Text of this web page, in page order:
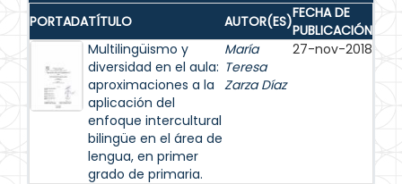
PORTADATÍTULO AUTOR(ES)FECHA DE
PUBLICACIÓN
Multilingüismo y
diversidad en el aula:
aproximaciones a la
aplicación del
enfoque intercultural
bilingüe en el área de
lengua, en primer
grado de primaria.
María
Teresa
Zarza Díaz
27-nov-2018